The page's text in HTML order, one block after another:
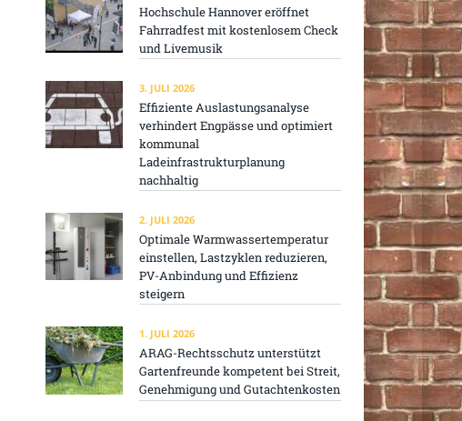
Hochschule Hannover eröffnet
Fahrradfest mit kostenlosem Check
und Livemusik
3. JULI 2026
Effiziente Auslastungsanalyse
verhindert Engpässe und optimiert
kommunal
Ladeinfrastrukturplanung
nachhaltig
2. JULI 2026
Optimale Warmwassertemperatur
einstellen, Lastzyklen reduzieren,
PV-Anbindung und Effizienz
steigern
1. JULI 2026
ARAG-Rechtsschutz unterstützt
Gartenfreunde kompetent bei Streit,
Genehmigung und Gutachtenkosten